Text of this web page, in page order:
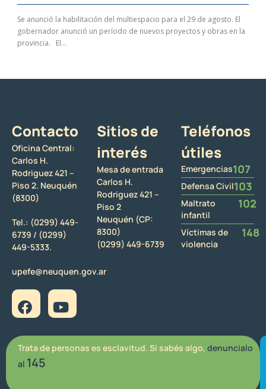
Se anunció la habilitación del multiespacio para el 29 de agosto. El
gobernador anunció un período de nuevos proyectos y obras en la
provincia. El...
Contacto
Oficina Central:
Carlos H.
Rodriguez 421 –
Piso 2. Neuquén
(8300)
Tel.: (0299) 449-
6739 / (0299)
449-5333.
upefe@neuquen.gov.ar
Sitios de
interés
Mesa de entrada
Carlos H.
Rodriguez 421 –
Piso 2
Neuquén (CP:
8300)
(0299) 449-6739
Teléfonos
útiles
Emergencias107
Defensa Civil103
Maltrato
infantil
102
Víctimas de
violencia
148
Trata de personas es esclavitud. Si sabés algo, denuncialo
al 145